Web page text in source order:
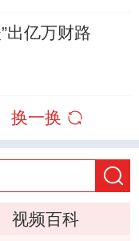
出亿万财路
换一换
视频百科